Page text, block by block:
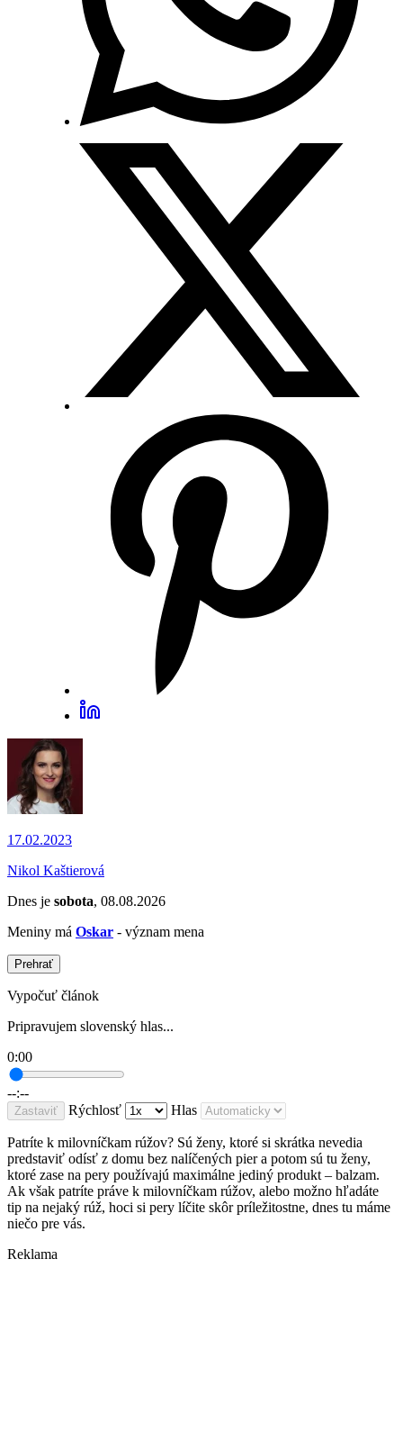
17.02.2023
Nikol Kaštierová
Dnes je sobota, 08.08.2026
Meniny má Oskar - význam mena
Prehrať
Vypočuť článok
Pripravujem slovenský hlas...
0:00
--:--
Zastaviť Rýchlosť Hlas
Patríte k milovníčkam rúžov? Sú ženy, ktoré si skrátka nevedia
predstaviť odísť z domu bez nalíčených pier a potom sú tu ženy,
ktoré zase na pery používajú maximálne jediný produkt – balzam.
Ak však patríte práve k milovníčkam rúžov, alebo možno hľadáte
tip na nejaký rúž, hoci si pery líčite skôr príležitostne, dnes tu máme
niečo pre vás.
Reklama